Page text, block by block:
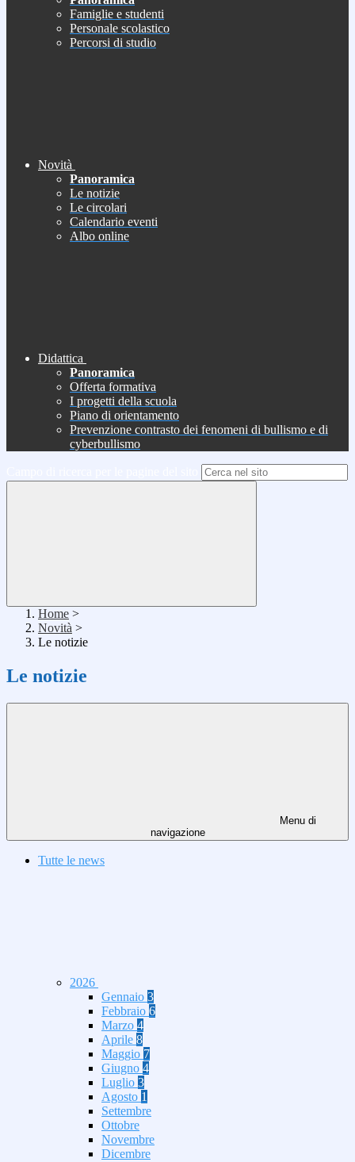
Famiglie e studenti
Personale scolastico
Percorsi di studio
Novità
Panoramica
Le notizie
Le circolari
Calendario eventi
Albo online
Didattica
Panoramica
Offerta formativa
I progetti della scuola
Piano di orientamento
Prevenzione contrasto dei fenomeni di bullismo e di
cyberbullismo
Home >
Novità >
Le notizie
Le notizie
Menu di
navigazione
Tutte le news
2026
Gennaio 3
Febbraio 6
Marzo 4
Aprile 8
Maggio 7
Giugno 4
Luglio 3
Agosto 1
Settembre
Ottobre
Novembre
Dicembre